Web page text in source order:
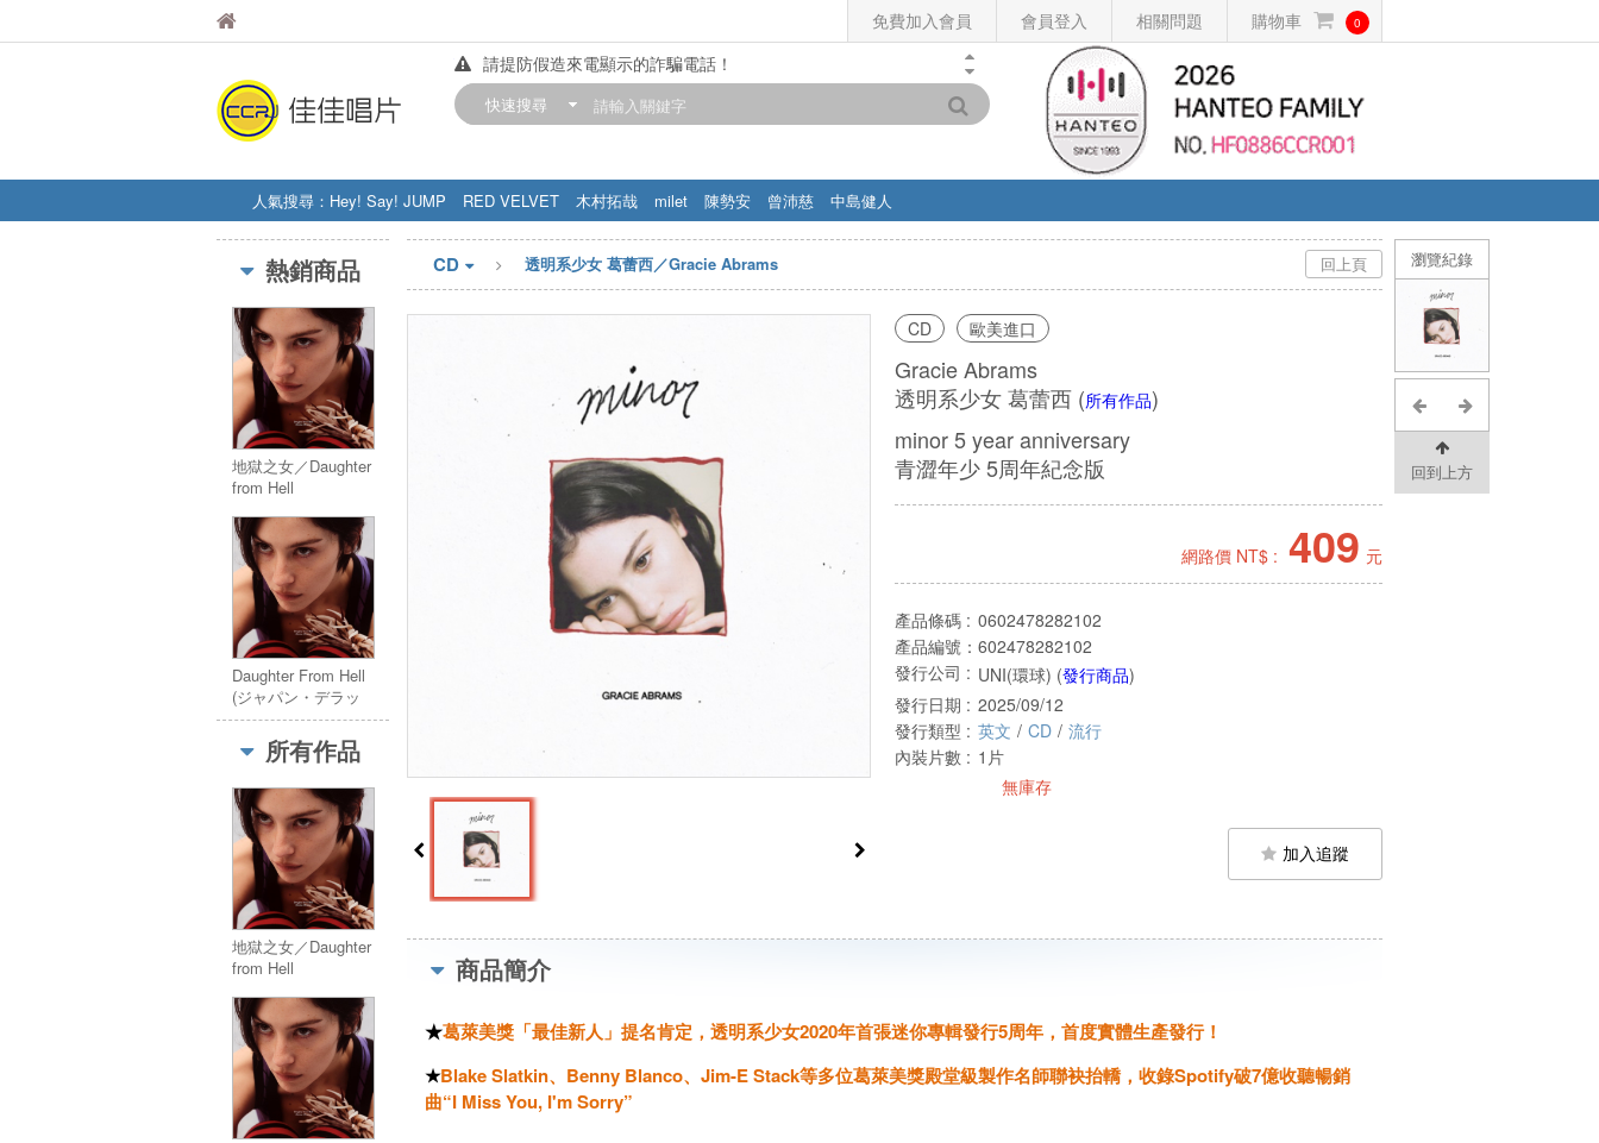
免費加入會員 會員登入 相關問題 購物車 0
佳佳唱片
請提防假造來電顯示的詐騙電話！
【中華門市營業時間調整公告】
快速搜尋
人氣搜尋： Hey! Say! JUMP RED VELVET 木村拓哉 milet 陳勢安 曾沛慈
中島健人
STRAY KIDS
盧廣仲 周杰伦
瀏覽紀錄
回到上方
熱銷商品
地獄之女／Daughter
from Hell
Daughter From Hell
(ジャパン・デラッ
クス・エディショ
所有作品
地獄之女／Daughter
from Hell
回上頁
CD 透明系少女 葛蕾西／Gracie Abrams
CD 歐美進口
Gracie Abrams
透明系少女 葛蕾西 (所有作品)
minor 5 year anniversary
青澀年少 5周年紀念版
網路價 NT$ : 409 元
產品條碼 : 0602478282102
產品編號： 602478282102
發行公司 : UNI(環球) (發行商品)
發行日期 : 2025/09/12
發行類型 : 英文 / CD / 流行
內裝片數 : 1片
無庫存
加入追蹤
商品簡介
★葛萊美獎「最佳新人」提名肯定，透明系少女2020年首張迷你專輯發行5周年，首度實體生產發行！
★Blake Slatkin、Benny Blanco、Jim-E Stack等多位葛萊美獎殿堂級製作名師聯袂抬轎，收錄Spotify破7億收聽暢銷
曲“I Miss You, I'm Sorry”